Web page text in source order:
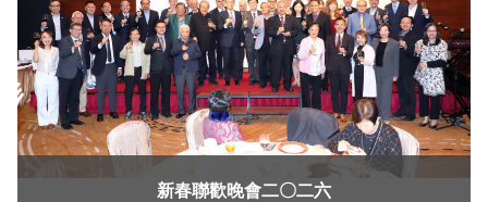
新春聯歡晚會二〇二六